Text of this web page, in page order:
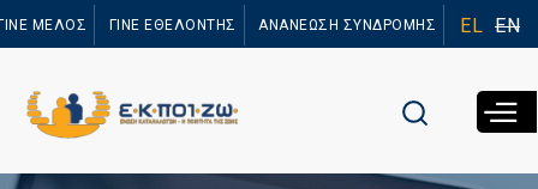
προς το
ΜΕΛΟΣ ΓΙΝΕ ΕΘΕΛΟΝΤΗΣ ΑΝΑΝΕΩΣΗ ΣΥΝΔΡΟΜΗΣ EL EN